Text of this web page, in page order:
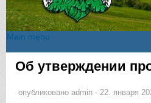
Main menu
Вы здесь
Об утверждении
опубликовано admin - 22. января